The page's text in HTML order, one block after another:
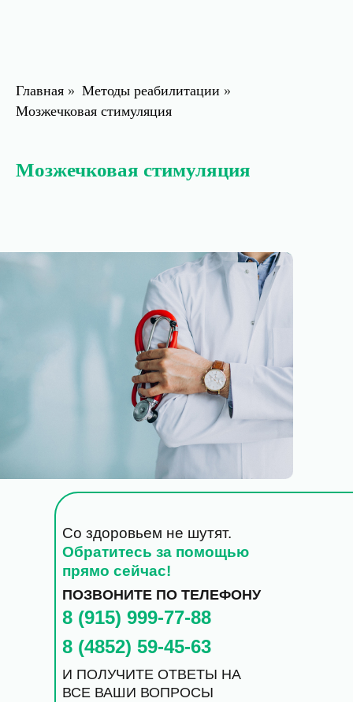
Главная » Методы реабилитации »
Мозжечковая стимуляция
Мозжечковая стимуляция
Со здоровьем не шутят.
Обратитесь за помощью
прямо сейчас!
ПОЗВОНИТЕ ПО ТЕЛЕФОНУ
И ПОЛУЧИТЕ ОТВЕТЫ НА
ВСЕ ВАШИ ВОПРОСЫ
8 (915) 999-77-88
8 (4852) 59-45-63